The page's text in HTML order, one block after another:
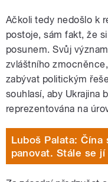
Ačkoli tedy nedošlo k
postoje, sám fakt, že
posunem. Svůj
zvláštního
zabývat politickým
souhlasí, aby Ukrajina
reprezentována na
Luboš Palata:
panovat. Stále se